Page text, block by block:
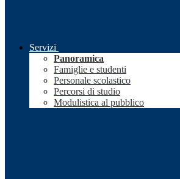
Servizi
Panoramica
Famiglie e studenti
Personale scolastico
Percorsi di studio
Modulistica al pubblico